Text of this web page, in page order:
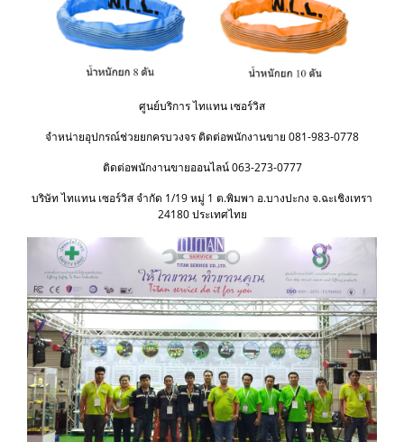
ศูนย์บริการ ไทแทน เซอร์วิส
จำหน่ายอุปกรณ์ช่วยยกครบวงจร ติดต่อพนักงานขาย 081-983-0778
ติดต่อพนักงานขายออนไลน์ 063-273-0777
บริษัท ไทแทน เซอร์วิส จำกัด 1/19 หมู่ 1 ต.พิมพา อ.บางปะกง จ.ฉะเชิงเทรา
24180 ประเทศไทย